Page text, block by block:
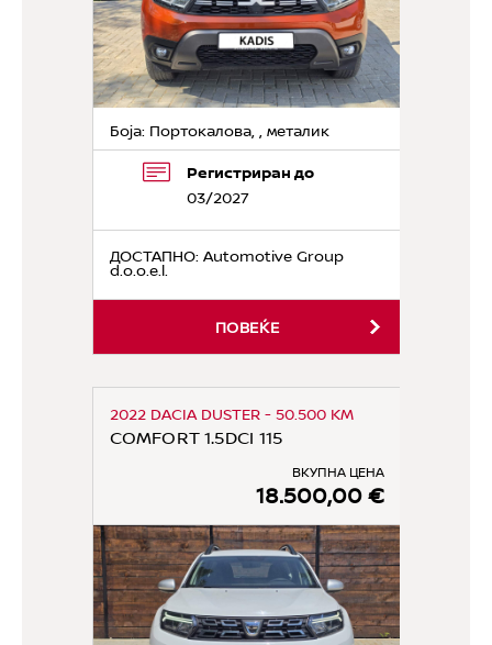
Боја: Портокалова, , металик
Регистриран до
03/2027
ДОСТАПНО: Automotive Group
d.o.o.e.l.
ПОВЕЌЕ
2022 DACIA DUSTER - 50.500 KM
COMFORT 1.5DCI 115
ВКУПНА ЦЕНА
18.500,00 €